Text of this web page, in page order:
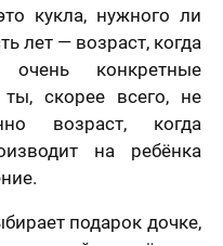
кукла, нужного ли
лет — возраст, когда
конкретные
скорее всего, не
возраст, когда
на ребёнка
подарок дочке,